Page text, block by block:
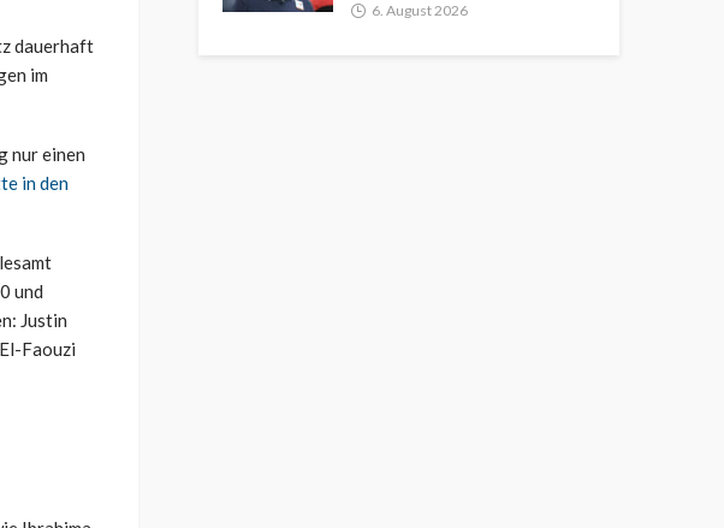
dauerhaft
im
nur einen
in den
und
Justin
Faouzi
6. August 2026